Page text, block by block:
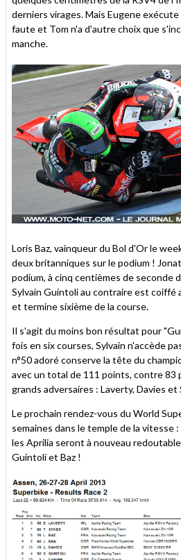
derniers virages. Mais Eugene
faute et Tom n'a d'autre choix que
manche.
Loris Baz, vainqueur du Bol d'Or le
deux britanniques sur le podium !
podium, à cinq centièmes de seconde
Sylvain Guintoli au contraire est coiffé
et termine sixième de la course.
Il s'agit du moins bon résultat pour
fois en six courses, Sylvain n'accède
n°50 adoré conserve la tête du
avec un total de 111 points, contre 83
grands adversaires : Laverty, Davies et
Le prochain rendez-vous du World
semaines dans le temple de la vitesse
les Aprilia seront à nouveau
Guintoli et Baz !